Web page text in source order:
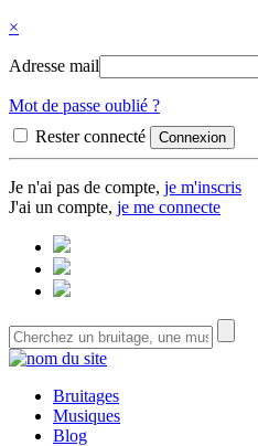
×
Adresse mail
Mot de passe oublié ?
Rester connecté
Je n'ai pas de compte, je m'inscris
J'ai un compte, je me connecte
Bruitages
Musiques
Blog